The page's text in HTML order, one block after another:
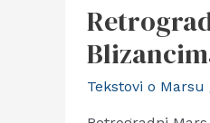
Tekstovi o Marsu